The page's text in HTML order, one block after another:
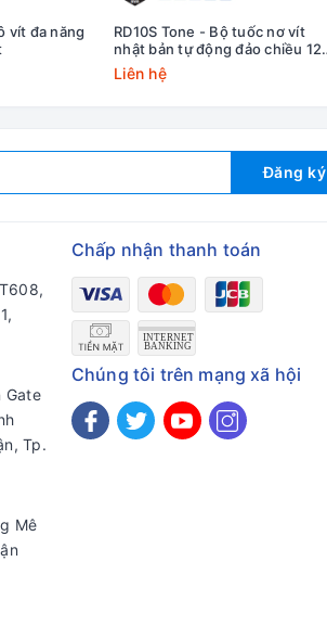
vít đa năng
RD10S Tone - Bộ tuốc nơ vít
nhật bản tự động đảo chiều 12
chi tiết
Liên hệ
Đăng ký
Gate
Tp.
Mê
Chấp nhận thanh toán
Chúng tôi trên mạng xã hội